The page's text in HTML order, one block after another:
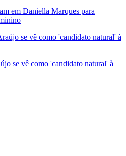
em Daniella Marques para
se vê como 'candidato natural' à